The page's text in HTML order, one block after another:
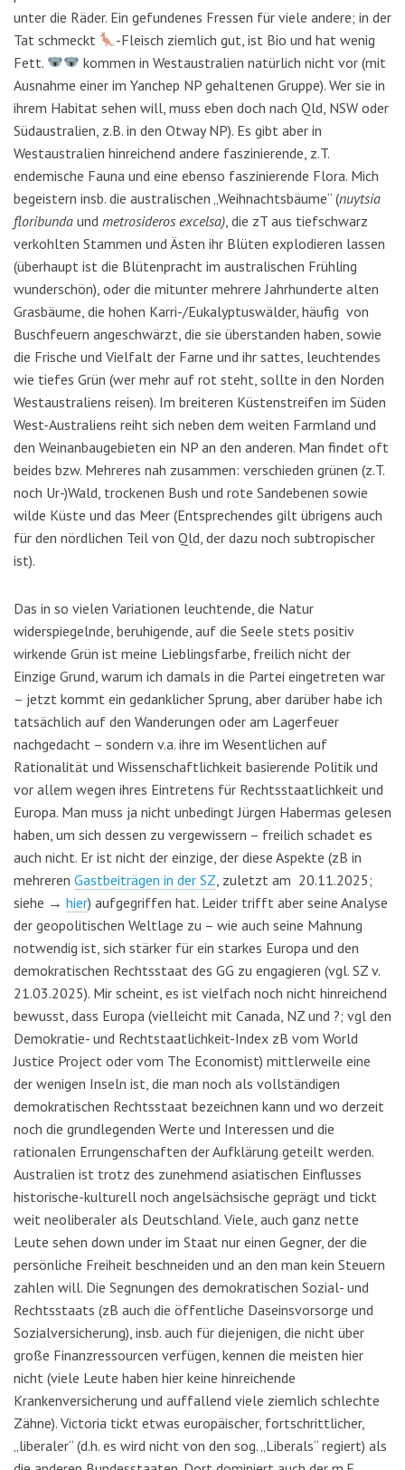
unter die Räder. Ein gefundenes Fressen für viele andere; in der
Tat schmeckt
-Fleisch ziemlich gut, ist Bio und hat wenig
Fett.
kommen in Westaustralien natürlich nicht vor (mit
Ausnahme einer im Yanchep NP gehaltenen Gruppe). Wer sie in
ihrem Habitat sehen will, muss eben doch nach Qld, NSW oder
Südaustralien, z.B. in den Otway NP). Es gibt aber in
Westaustralien hinreichend andere faszinierende, z.T.
endemische Fauna und eine ebenso faszinierende Flora. Mich
begeistern insb. die australischen „Weihnachtsbäume“ (nuytsia
floribunda und metrosideros excelsa) , die zT aus tiefschwarz
verkohlten Stammen und Ästen ihr Blüten explodieren lassen
(überhaupt ist die Blütenpracht im australischen Frühling
wunderschön), oder die mitunter mehrere Jahrhunderte alten
Grasbäume, die hohen Karri-/Eukalyptuswälder, häufig von
Buschfeuern angeschwärzt, die sie überstanden haben, sowie
die Frische und Vielfalt der Farne und ihr sattes, leuchtendes
wie tiefes Grün (wer mehr auf rot steht, sollte in den Norden
Westaustraliens reisen). Im breiteren Küstenstreifen im Süden
West-Australiens reiht sich neben dem weiten Farmland und
den Weinanbaugebieten ein NP an den anderen. Man findet oft
beides bzw. Mehreres nah zusammen: verschieden grünen (z.T.
noch Ur-)Wald, trockenen Bush und rote Sandebenen sowie
wilde Küste und das Meer (Entsprechendes gilt übrigens auch
für den nördlichen Teil von Qld, der dazu noch subtropischer
ist).
Das in so vielen Variationen leuchtende, die Natur
widerspiegelnde, beruhigende, auf die Seele stets positiv
wirkende Grün ist meine Lieblingsfarbe, freilich nicht der
Einzige Grund, warum ich damals in die Partei eingetreten war
– jetzt kommt ein gedanklicher Sprung, aber darüber habe ich
tatsächlich auf den Wanderungen oder am Lagerfeuer
nachgedacht – sondern v.a. ihre im Wesentlichen auf
Rationalität und Wissenschaftlichkeit basierende Politik und
vor allem wegen ihres Eintretens für Rechtsstaatlichkeit und
Europa. Man muss ja nicht unbedingt Jürgen Habermas gelesen
haben, um sich dessen zu vergewissern – freilich schadet es
auch nicht. Er ist nicht der einzige, der diese Aspekte (zB in
mehreren Gastbeiträgen in der SZ, zuletzt am 20.11.2025;
siehe → hier) aufgegriffen hat. Leider trifft aber seine Analyse
der geopolitischen Weltlage zu – wie auch seine Mahnung
notwendig ist, sich stärker für ein starkes Europa und den
demokratischen Rechtsstaat des GG zu engagieren (vgl. SZ v.
21.03.2025). Mir scheint, es ist vielfach noch nicht hinreichend
bewusst, dass Europa (vielleicht mit Canada, NZ und ?; vgl den
Demokratie- und Rechtstaatlichkeit-Index zB vom World
Justice Project oder vom The Economist) mittlerweile eine
der wenigen Inseln ist, die man noch als vollständigen
demokratischen Rechtsstaat bezeichnen kann und wo derzeit
noch die grundlegenden Werte und Interessen und die
rationalen Errungenschaften der Aufklärung geteilt werden.
Australien ist trotz des zunehmend asiatischen Einflusses
historische-kulturell noch angelsächsische geprägt und tickt
weit neoliberaler als Deutschland. Viele, auch ganz nette
Leute sehen down under im Staat nur einen Gegner, der die
persönliche Freiheit beschneiden und an den man kein Steuern
zahlen will. Die Segnungen des demokratischen Sozial- und
Rechtsstaats (zB auch die öffentliche Daseinsvorsorge und
Sozialversicherung), insb. auch für diejenigen, die nicht über
große Finanzressourcen verfügen, kennen die meisten hier
nicht (viele Leute haben hier keine hinreichende
Krankenversicherung und auffallend viele ziemlich schlechte
Zähne). Victoria tickt etwas europäischer, fortschrittlicher,
„liberaler“ (d.h. es wird nicht von den sog. „Liberals“ regiert) als